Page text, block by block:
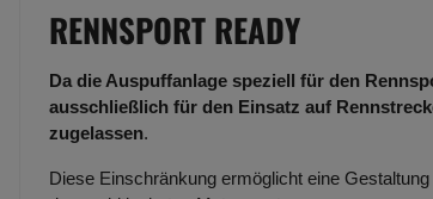
RENNSPORT READY
Da die Auspuffanlage speziell für den
ausschließlich für den Einsatz auf
zugelassen.
Diese Einschränkung ermöglicht eine